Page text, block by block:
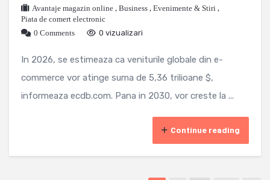
Avantaje magazin online , Business , Evenimente & Stiri ,
Piata de comert electronic
0 Comments
0 vizualizari
In 2026, se estimeaza ca veniturile globale din e-
commerce vor atinge suma de 5,36 trilioane $,
informeaza ecdb.com. Pana in 2030, vor creste la ...
Continue reading